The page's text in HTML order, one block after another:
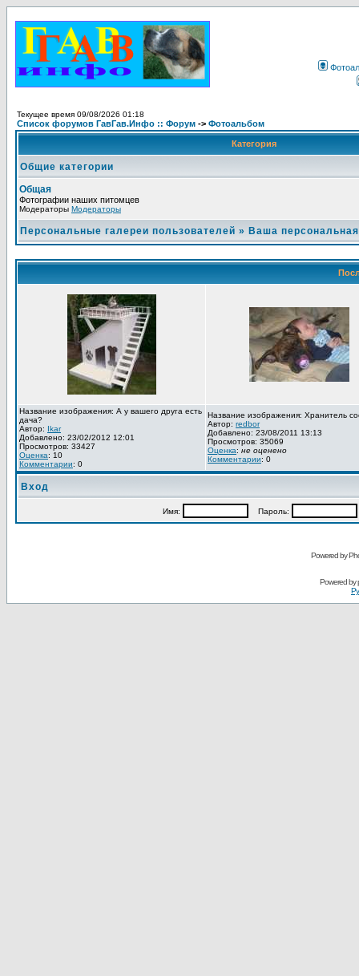
Текущее время 09/08/2026 01:18
Список форумов ГавГав.Инфо :: Форум -> Фотоальбом
Категория
Общие категории
Общая
Фотографии наших питомцев
Модераторы Модераторы
Персональные галереи пользователей » Ваша
Название изображения: А у вашего друга есть
дача?
Автор: Ikar
Добавлено: 23/02/2012 12:01
Просмотров: 33427
Оценка: 10
Комментарии: 0
Название изображения: Хранитель
Автор: redbor
Добавлено: 23/08/2011 13:13
Просмотров: 35069
Оценка: не оценено
Комментарии: 0
Вход
Имя: Пароль:
Powered by
Powered by